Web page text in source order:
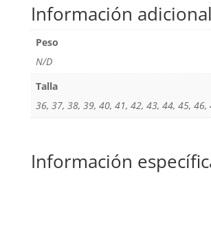
Información adicional
Peso
N/D
Talla
36, 37, 38, 39, 40, 41, 42, 43, 44, 45, 46,
Información